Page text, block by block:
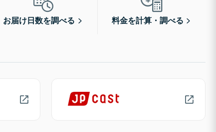
お届け日数を調べる 料金を計算・調べる